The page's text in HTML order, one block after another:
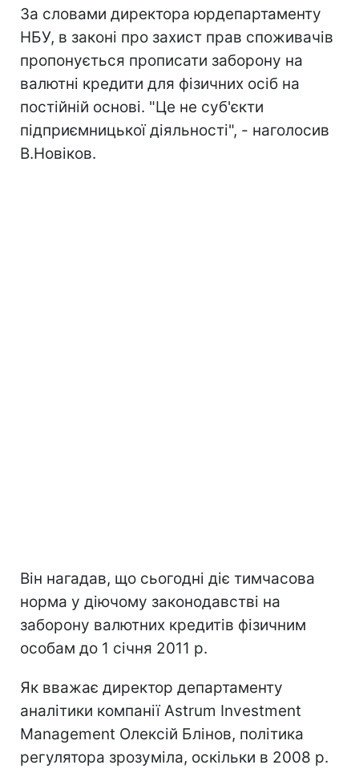
За словами директора юрдепартаменту
НБУ, в законі про захист прав споживачів
пропонується прописати заборону на
валютні кредити для фізичних осіб на
постійній основі. "Це не суб'єкти
підприємницької діяльності", - наголосив
В.Новіков.
Він нагадав, що сьогодні діє тимчасова
норма у діючому законодавстві на
заборону валютних кредитів фізичним
особам до 1 січня 2011 р.
Як вважає директор департаменту
аналітики компанії Astrum Investment
Management Олексій Блінов, політика
регулятора зрозуміла, оскільки в 2008 р.